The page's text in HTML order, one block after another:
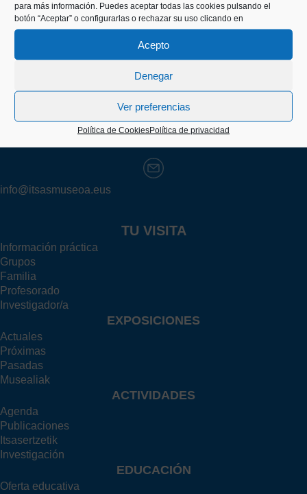
para más información. Puedes aceptar todas las cookies pulsando el
botón “Aceptar” o configurarlas o rechazar su uso clicando en
Acepto
Denegar
Ver preferencias
Política de CookiesPolítica de privacidad
20003 Donostia (Gipuzkoa)
info@itsasmuseoa.eus
TU VISITA
Información práctica
Grupos
Familia
Profesorado
Investigador/a
EXPOSICIONES
Actuales
Próximas
Pasadas
Musealiak
ACTIVIDADES
Agenda
Publicaciones
Itsasertzetik
Investigación
EDUCACIÓN
Oferta educativa